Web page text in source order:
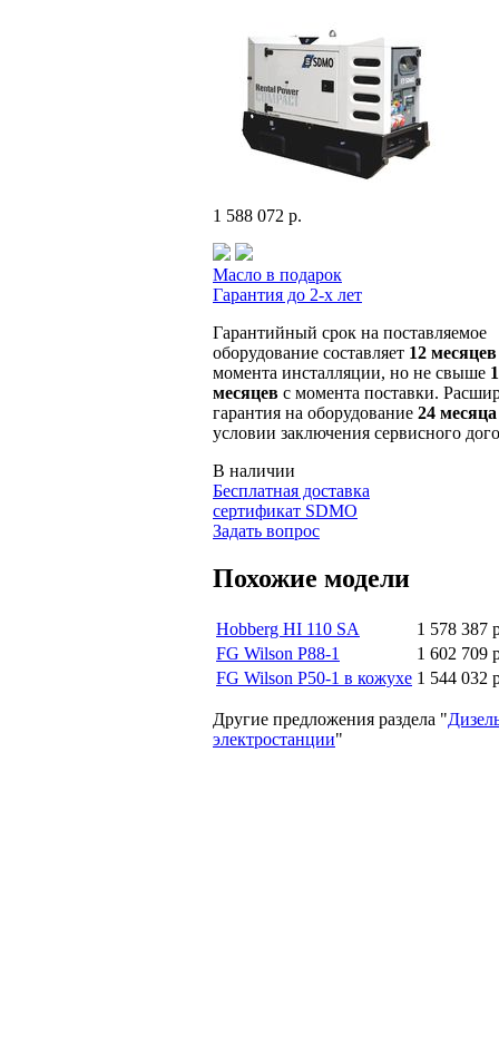
1 588 072 р.
Масло в подарок
Гарантия до 2-х лет
Гарантийный срок на поставляемое
оборудование составляет 12 месяцев
момента инсталляции, но не свыше
месяцев с момента поставки.
гарантия на оборудование 24 месяца
условии заключения сервисного
В наличии
Бесплатная доставка
сертификат SDMO
Задать вопрос
Похожие модели
Hobberg HI 110 SA
1 578 387
FG Wilson P88-1
1 602 709
FG Wilson P50-1 в кожухе 1 544 032
Другие предложения раздела "
электростанции"